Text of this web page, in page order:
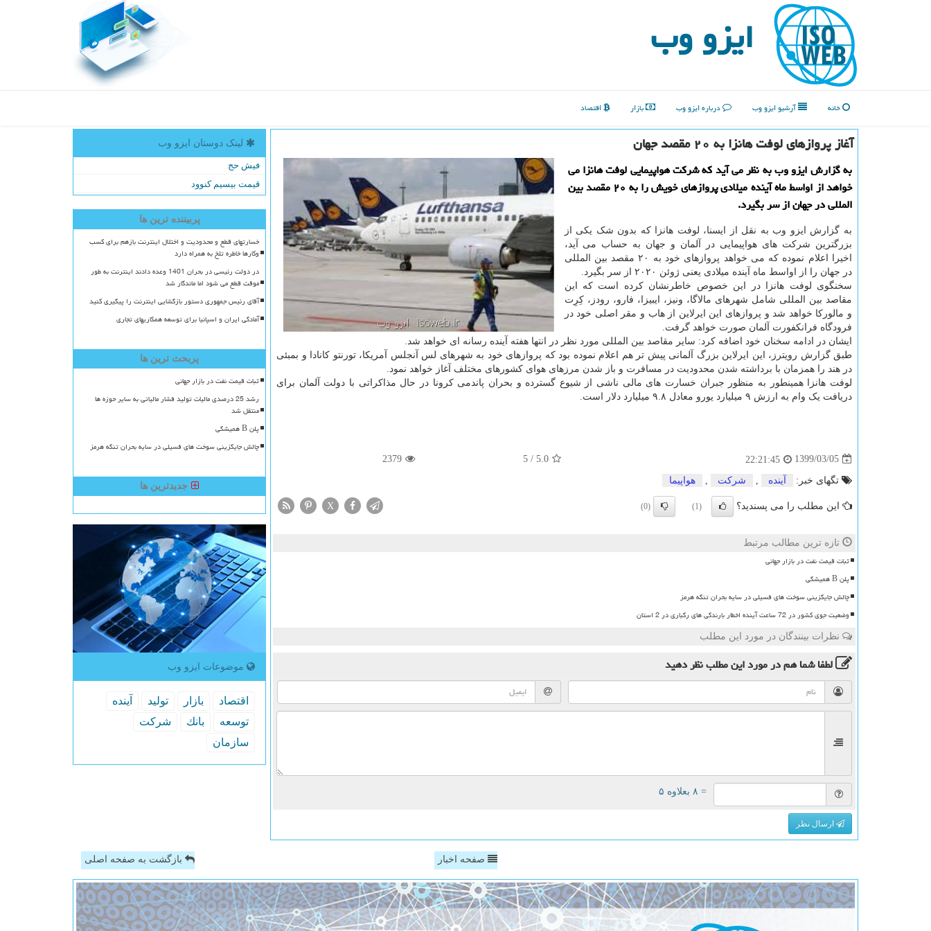
ایزو وب
خانه آرشیو ایزو وب درباره ایزو وب بازار اقتصاد
آغاز پروازهای لوفت هانزا به ۲۰ مقصد جهان
به گزارش ایزو وب به نظر می آید كه شركت هواپیمایی لوفت هانزا می
خواهد از اواسط ماه آینده میلادی پروازهای خویش را به ۲۰ مقصد بین
المللی در جهان از سر بگیرد.
به گزارش ایزو وب به نقل از ایسنا، لوفت هانزا که بدون شک یکی از
بزرگترین شرکت های هواپیمایی در آلمان و جهان به حساب می آید،
اخیرا اعلام نموده که می خواهد پروازهای خود به ۲۰ مقصد بین المللی
در جهان را از اواسط ماه آینده میلادی یعنی ژوئن ۲۰۲۰ از سر بگیرد.
سخنگوی لوفت هانزا در این خصوص خاطرنشان کرده است که این
مقاصد بین المللی شامل شهرهای مالاگا، ونیز، ایبیزا، فارو، رودز، کِرِت
و مالورکا خواهد شد و پروازهای این ایرلاین از هاب و مقر اصلی خود در
فرودگاه فرانکفورت آلمان صورت خواهد گرفت.
ایشان در ادامه سخنان خود اضافه کرد: سایر مقاصد بین المللی مورد نظر در انتها هفته آینده رسانه ای خواهد شد.
طبق گزارش رویترز، این ایرلاین بزرگ آلمانی پیش تر هم اعلام نموده بود که پروازهای خود به شهرهای لس آنجلس آمریکا، تورنتو کانادا و بمبئی
در هند را همزمان با برداشته شدن محدودیت در مسافرت و باز شدن مرزهای هوای کشورهای مختلف آغاز خواهد نمود.
لوفت هانزا همینطور به منظور جبران خسارت های مالی ناشی از شیوع گسترده و بحران پاندمی کرونا در حال مذاکراتی با دولت آلمان برای
دریافت یک وام به ارزش ۹ میلیارد یورو معادل ۹.۸ میلیارد دلار است.
1399/03/05
22:21:45
5.0
/
5
2379
تگهای خبر: آینده شركت هواپیما
این مطلب را می پسندید؟ (1)
(0)
X
تازه ترین مطالب مرتبط
ثبات قیمت نفت در بازار جهانی
پلن B همیشگی
چالش جایگزینی سوخت های فسیلی در سایه بحران تنگه هرمز
وضعیت جوی کشور در 72 ساعت آینده اخطار بارندگی های رگباری در 2 استان
نظرات بینندگان در مورد این مطلب
لطفا شما همدر مورد این مطلبنظر دهید
= ۸ بعلاوه ۵
ارسال نظر
لینک دوستان ایزو وب
فیش حج
قیمت بیسیم کنوود
پربیننده ترین ها
خسارتهای قطع و محدودیت و اختلال اینترنت بازهم برای کسب
وکارها خاطره تلخ به همراه دارد
در دولت رئیسی در بحران 1401 وعده دادند اینترنت به طور
موقت قطع می شود اما ماندگار شد
آقای رئیس جمهوری دستور بازگشایی اینترنت را پیگیری کنید
آمادگی ایران و اسپانیا برای توسعه همکاریهای تجاری
پربحث ترین ها
ثبات قیمت نفت در بازار جهانی
رشد 25 درصدی مالیات تولید فشار مالیاتی به سایر حوزه ها
منتقل شد
پلن B همیشگی
چالش جایگزینی سوخت های فسیلی در سایه بحران تنگه هرمز
جدیدترین ها
موضوعات ایزو وب
اقتصاد بازار تولید
آینده
توسعه
بانك
شركت
سازمان
صفحه اخبار بازگشت به صفحه اصلی